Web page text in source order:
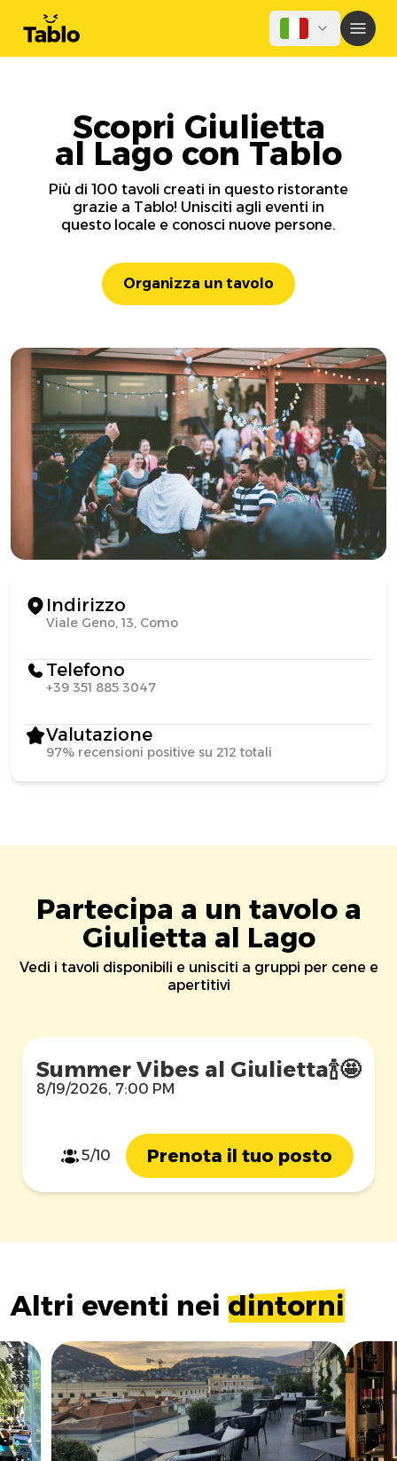
Scopri Giulietta
al Lago con Tablo
Più di 100 tavoli creati in questo ristorante
grazie a Tablo! Unisciti agli eventi in
questo locale e conosci nuove persone.
Organizza un tavolo
Indirizzo
Viale Geno, 13, Como
Telefono
+39 351 885 3047
Valutazione
97% recensioni positive su 212 totali
Partecipa a un tavolo a
Giulietta al Lago
Vedi i tavoli disponibili e unisciti a gruppi per cene e
apertitivi
Summer Vibes al Giulietta🍾🤩
8/19/2026, 7:00 PM
5/10 Prenota il tuo posto
Altri eventi nei dintorni